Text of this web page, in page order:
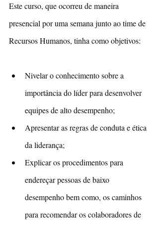
Este curso, que ocorreu de maneira
presencial por uma semana junto ao time de
Recursos Humanos, tinha como objetivos:
Nivelar o conhecimento sobre a
importância do líder para desenvolver
equipes de alto desempenho;
Apresentar as regras de conduta e ética
da liderança;
Explicar os procedimentos para
endereçar pessoas de baixo
desempenho bem como, os caminhos
para recomendar os colaboradores de